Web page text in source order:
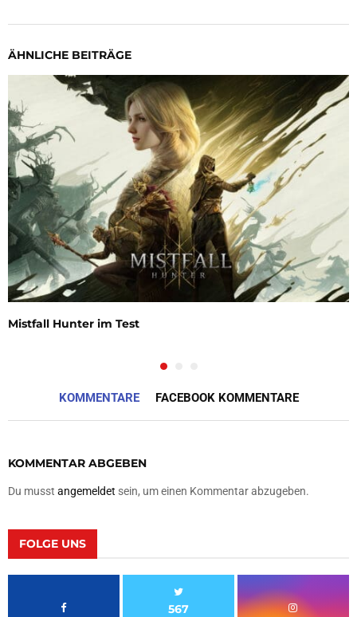
ÄHNLICHE BEITRÄGE
Mistfall Hunter im Test
KOMMENTARE FACEBOOK KOMMENTARE
KOMMENTAR ABGEBEN
Du musst angemeldet sein, um einen Kommentar abzugeben.
FOLGE UNS
567